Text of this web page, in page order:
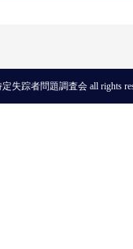
失踪者問題調査会 all rights